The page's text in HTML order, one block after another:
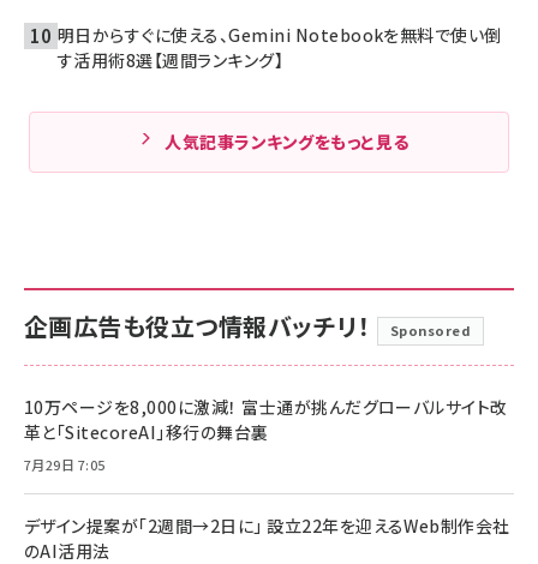
明日からすぐに使える、Gemini Notebookを無料で使い倒
す活用術8選【週間ランキング】
人気記事ランキングをもっと見る
企画広告も役立つ情報バッチリ！ Sponsored
10万ページを8,000に激減！ 富士通が挑んだグローバルサイト改
革と「SitecoreAI」移行の舞台裏
7月29日 7:05
デザイン提案が「2週間→2日に」 設立22年を迎えるWeb制作会社
のAI活用法